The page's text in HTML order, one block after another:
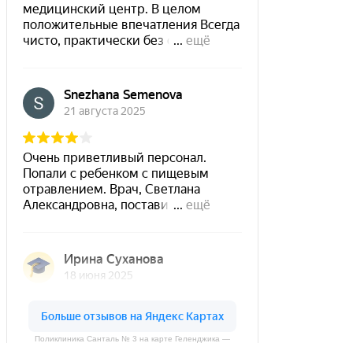
Поликлиника Санталь № 3 на карте Геленджика —